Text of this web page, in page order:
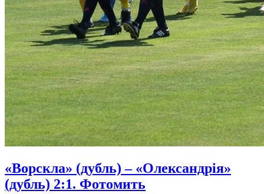
«Ворскла» (дубль) – «Олександрія»
(дубль) 2:1. Фотомить